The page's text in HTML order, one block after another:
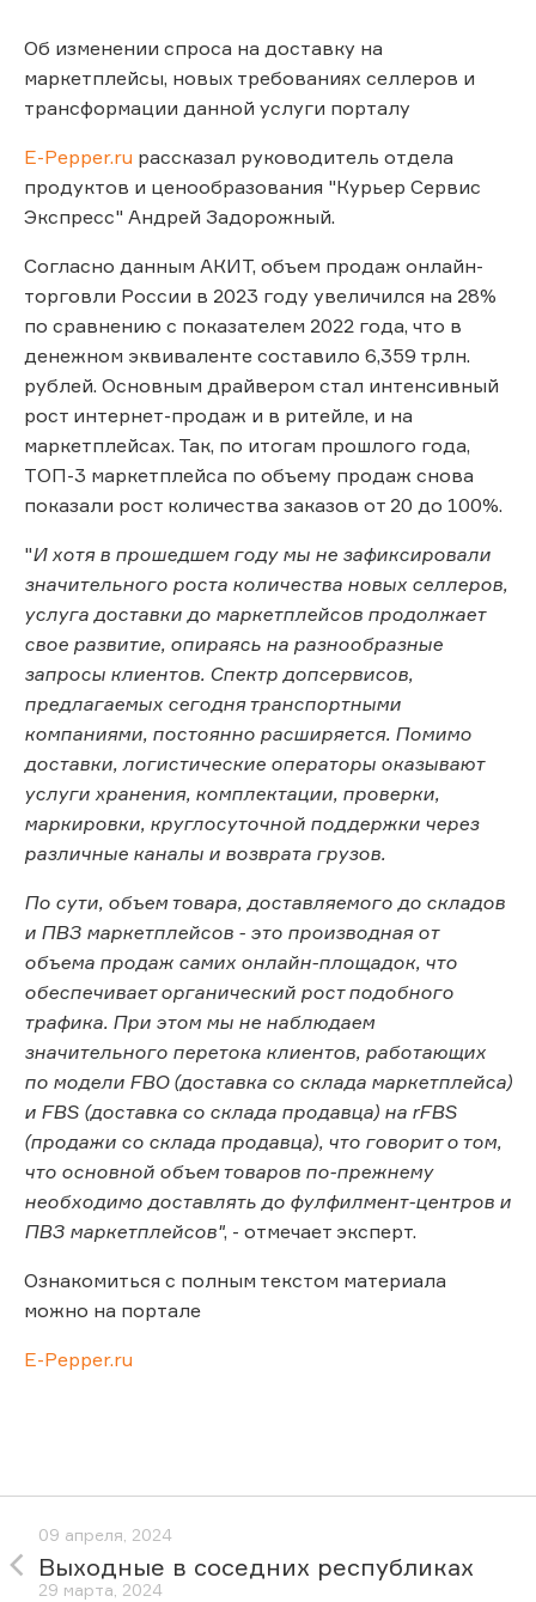
Об изменении спроса на доставку на
маркетплейсы, новых требованиях селлеров и
трансформации данной услуги порталу
E-Pepper.ru рассказал руководитель отдела
продуктов и ценообразования "Курьер Сервис
Экспресс" Андрей Задорожный.
Согласно данным АКИТ, объем продаж онлайн-
торговли России в 2023 году увеличился на 28%
по сравнению с показателем 2022 года, что в
денежном эквиваленте составило 6,359 трлн.
рублей. Основным драйвером стал интенсивный
рост интернет-продаж и в ритейле, и на
маркетплейсах. Так, по итогам прошлого года,
ТОП-3 маркетплейса по объему продаж снова
показали рост количества заказов от 20 до 100%.
"И хотя в прошедшем году мы не зафиксировали
значительного роста количества новых селлеров,
услуга доставки до маркетплейсов продолжает
свое развитие, опираясь на разнообразные
запросы клиентов. Спектр допсервисов,
предлагаемых сегодня транспортными
компаниями, постоянно расширяется. Помимо
доставки, логистические операторы оказывают
услуги хранения, комплектации, проверки,
маркировки, круглосуточной поддержки через
различные каналы и возврата грузов.
По сути, объем товара, доставляемого до складов
и ПВЗ маркетплейсов - это производная от
объема продаж самих онлайн-площадок, что
обеспечивает органический рост подобного
трафика. При этом мы не наблюдаем
значительного перетока клиентов, работающих
по модели FBO (доставка со склада маркетплейса)
и FBS (доставка со склада продавца) на rFBS
(продажи со склада продавца), что говорит о том,
что основной объем товаров по-прежнему
необходимо доставлять до фулфилмент-центров и
ПВЗ маркетплейсов", - отмечает эксперт.
Ознакомиться с полным текстом материала
можно на портале
E-Pepper.ru
09 апреля, 2024
Выходные в соседних республиках
29 марта, 2024